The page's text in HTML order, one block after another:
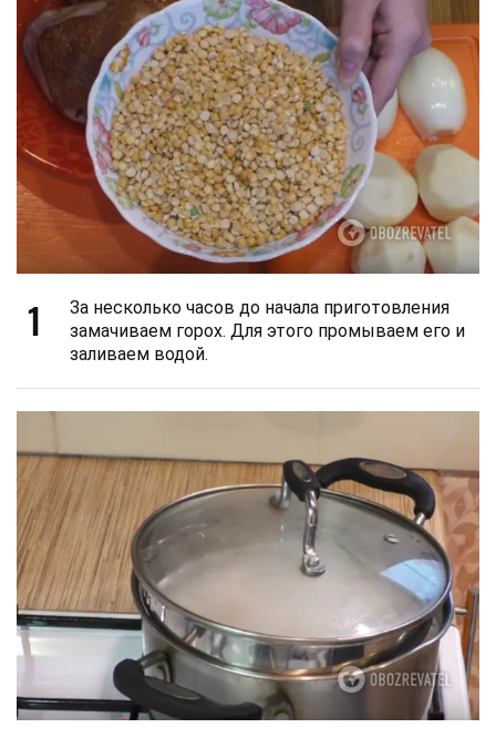
1
За несколько часов до начала приготовления
замачиваем горох. Для этого промываем его и
заливаем водой.